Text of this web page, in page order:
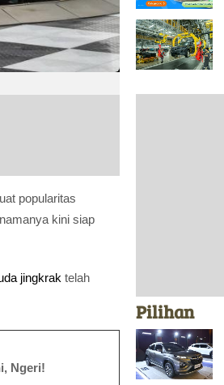
popularitas
kini siap
jingkrak telah
Ngeri!
Pilihan